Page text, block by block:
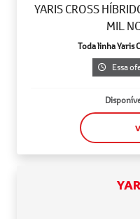
YARIS CROSS
MIL
Toda linha Yaris
Essa